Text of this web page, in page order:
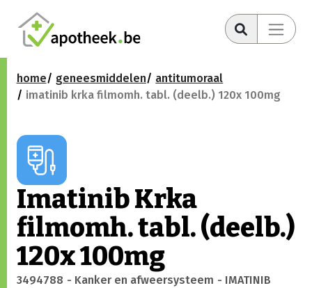
home geneesmiddelen
antitumoraal
imatinib krka filmomh. tabl. (deelb.) 120x 100mg
Imatinib Krka
filmomh. tabl. (deelb.)
120x 100mg
3494788 - Kanker en afweersysteem - IMATINIB